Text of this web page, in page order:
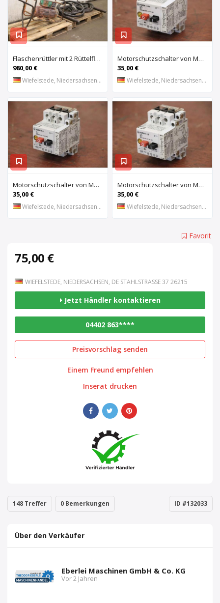
Flaschenrüttler mit 2 Rüttelflaschen von Wacker – FU-4/200SW
980,00 €
Wiefelstede, Niedersachsen, DE
Motorschutzschalter von Moeller – PKZM 1-0,4
35,00 €
Wiefelstede, Niedersachsen, DE
Motorschutzschalter von Moeller – PKZM 1-6
35,00 €
Wiefelstede, Niedersachsen, DE
Motorschutzschalter von Moeller – PKZM 1-1,6
35,00 €
Wiefelstede, Niedersachsen, DE
Favorit
75,00 €
WIEFELSTEDE, NIEDERSACHSEN, DE STAHLSTRASSE 37 26215
Jetzt Händler kontaktieren
04402 863****
Preisvorschlag senden
Einem Freund empfehlen
Inserat drucken
148 Treffer 0 Bemerkungen ID #132033
Über den Verkäufer
Eberlei Maschinen GmbH & Co. KG
Vor 2 Jahren